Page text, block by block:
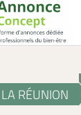
LA RÉUNION